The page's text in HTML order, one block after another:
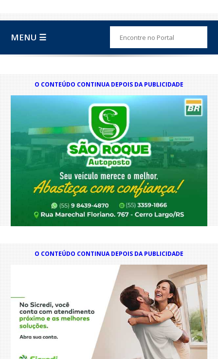
MENU ☰
O CONTEÚDO CONTINUA DEPOIS DA PUBLICIDADE
O CONTEÚDO CONTINUA DEPOIS DA PUBLICIDADE